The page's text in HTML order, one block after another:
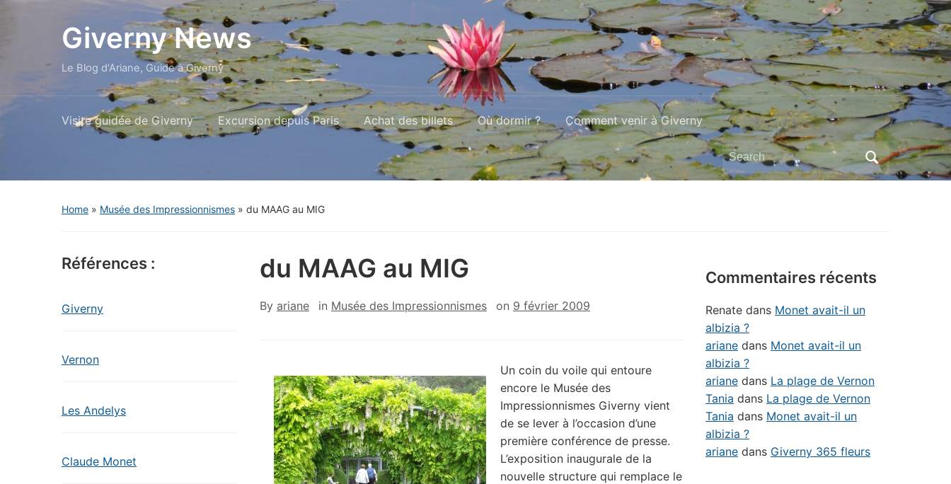
Giverny News
Le Blog d'Ariane, Guide à Giverny
Visite guidée de Giverny Excursion depuis Paris Achat des billets Où dormir ? Comment venir à Giverny
Search
for:
Home » Musée des Impressionnismes » du MAAG au MIG
Références :
Giverny
Vernon
Les Andelys
Claude Monet
du MAAG au MIG
By ariane in Musée des Impressionnismes on 9 février 2009
Un coin du voile qui entoure
encore le Musée des
Impressionnismes Giverny vient
de se lever à l’occasion d’une
première conférence de presse.
L’exposition inaugurale de la
nouvelle structure qui remplace le
Commentaires récents
Renate dans Monet avait-il un
albizia ?
ariane dans Monet avait-il un
albizia ?
ariane dans La plage de Vernon
Tania dans La plage de Vernon
Tania dans Monet avait-il un
albizia ?
ariane dans Giverny 365 fleurs